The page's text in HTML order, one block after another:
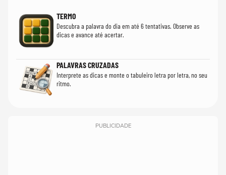
TERMO
Descubra a palavra do dia em até 6 tentativas. Observe as
dicas e avance até acertar.
PALAVRAS CRUZADAS
Interprete as dicas e monte o tabuleiro letra por letra, no seu
ritmo.
PUBLICIDADE